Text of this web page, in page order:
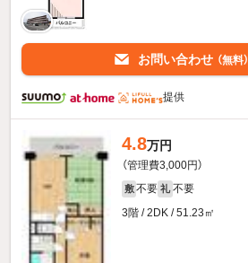
お問い合わせ （無料）
提供
4.8万円
（管理費3,000円）
敷 不要 礼 不要
3階 / 2DK / 51.23㎡